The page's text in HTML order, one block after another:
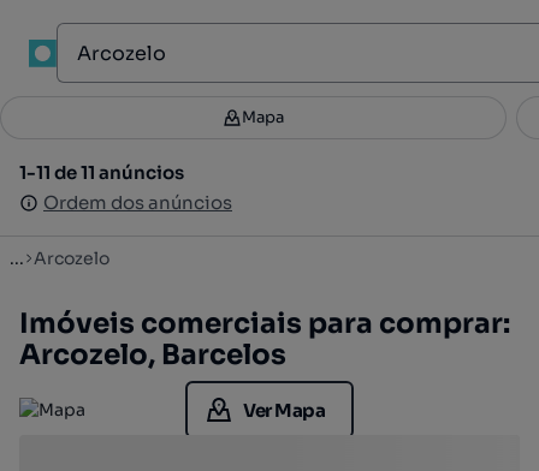
Filtros 2
1-11 de 11 anúncios
Ordem dos anúncios
Mapa
1-11 de 11 anúncios
Ordem dos anúncios
... Arcozelo
Imóveis comerciais para comprar:
Arcozelo, Barcelos
Ver Mapa